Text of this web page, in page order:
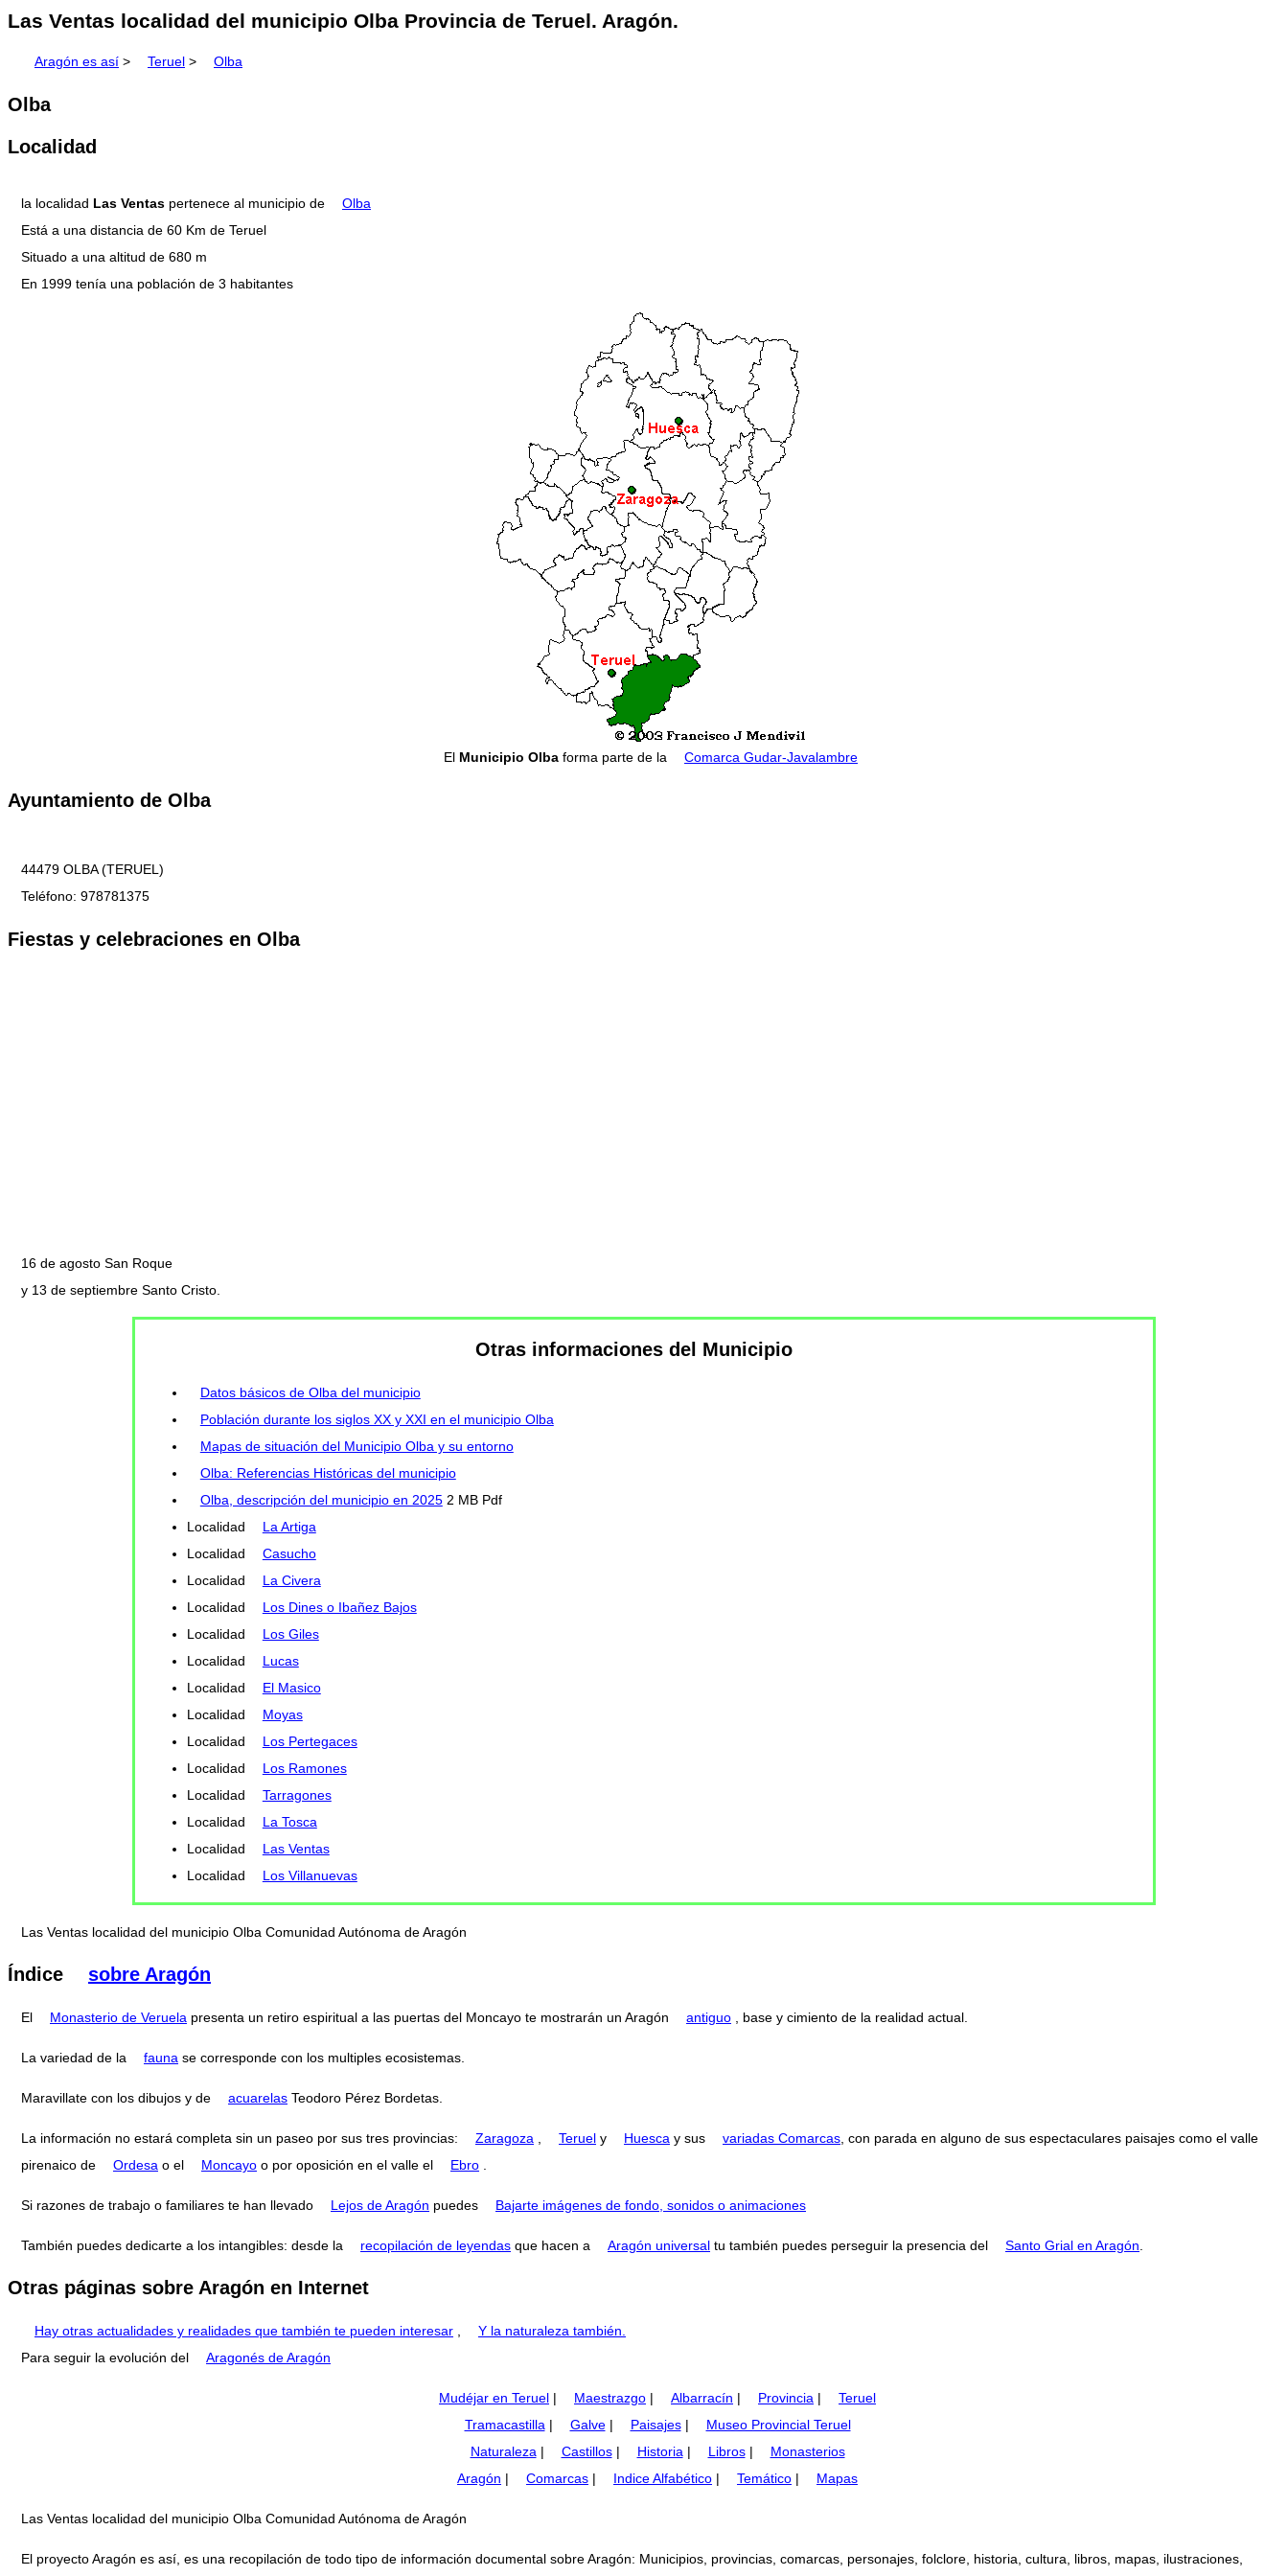
Las Ventas localidad del municipio Olba Provincia de Teruel. Aragón.
Aragón es así > Teruel > Olba
Olba
Localidad
la localidad Las Ventas pertenece al municipio de
Olba
Está a una distancia de 60 Km de Teruel
Situado a una altitud de 680 m
En 1999 tenía una población de 3 habitantes
El Municipio Olba forma parte de la Comarca Gudar-Javalambre
Ayuntamiento de Olba
44479 OLBA (TERUEL)
Teléfono: 978781375
Fiestas y celebraciones en Olba
16 de agosto San Roque
y 13 de septiembre Santo Cristo.
Otras informaciones del Municipio
Datos básicos de Olba del municipio
Población durante los siglos XX y XXI en el municipio Olba
Mapas de situación del Municipio Olba y su entorno
Olba: Referencias Históricas del municipio
Olba, descripción del municipio en 20252 MB Pdf
Localidad
La Artiga
Localidad
Casucho
Localidad
La Civera
Localidad
Los Dines o Ibañez Bajos
Localidad
Los Giles
Localidad
Lucas
Localidad
El Masico
Localidad
Moyas
Localidad
Los Pertegaces
Localidad
Los Ramones
Localidad
Tarragones
Localidad
La Tosca
Localidad
Las Ventas
Localidad
Los Villanuevas
Las Ventas localidad del municipio Olba Comunidad Autónoma de Aragón
Índice sobre Aragón
El Monasterio de Veruela presenta un retiro espiritual a las puertas del Moncayo te mostrarán un Aragón antiguo , base y cimiento de la realidad actual.
La variedad de la fauna se corresponde con los multiples ecosistemas.
Maravillate con los dibujos y de acuarelas Teodoro Pérez Bordetas.
La información no estará completa sin un paseo por sus tres provincias: Zaragoza Teruel y Huesca y sus variadas Comarcas , con parada en alguno de sus espectaculares paisajes como el valle
pirenaico de
Ordesa o el Moncayo o por oposición en el valle el Ebro
Si razones de trabajo o familiares te han llevado Lejos de Aragón puedes Bajarte imágenes de fondo, sonidos o animaciones
También puedes dedicarte a los intangibles: desde la recopilación de leyendas que hacen a Aragón universal tu también puedes perseguir la presencia del Santo Grial en Aragón
Otras páginas sobre Aragón en Internet
Hay otras actualidades y realidades que también te pueden interesar
Y la naturaleza también.
Para seguir la evolución del
Aragonés de Aragón
Mudéjar en Teruel | Maestrazgo | Albarracín | Provincia |
Teruel
Tramacastilla | Galve| Paisajes|
Museo Provincial Teruel
Naturaleza | Castillos| Historia | Libros|
Monasterios
Aragón | Comarcas | Indice Alfabético | Temático | Mapas
Las Ventas localidad del municipio Olba Comunidad Autónoma de Aragón
El proyecto Aragón es así, es una recopilación de todo tipo de información documental sobre Aragón: Municipios, provincias, comarcas, personajes, folclore, historia, cultura, libros, mapas, ilustraciones,